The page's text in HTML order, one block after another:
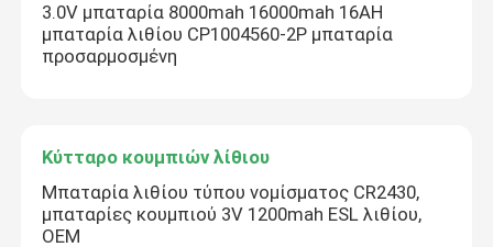
3.0V μπαταρία 8000mah 16000mah 16AH
μπαταρία λιθίου CP1004560-2P μπαταρία
προσαρμοσμένη
Κύτταρο κουμπιών λίθιου
Μπαταρία λιθίου τύπου νομίσματος CR2430,
μπαταρίες κουμπιού 3V 1200mah ESL λιθίου,
OEM